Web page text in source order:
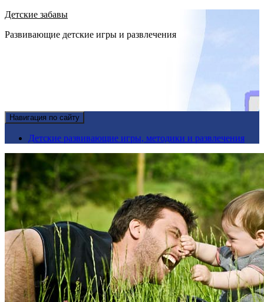
Детские забавы
Развивающие детские игры и развлечения
Навигация по сайту
Детские развивающие игры, методики и развлечения